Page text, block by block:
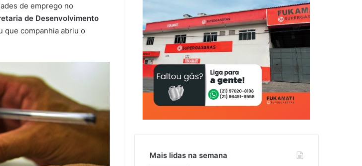
de emprego no
de Desenvolvimento
que companhia abriu o
Mais lidas na semana